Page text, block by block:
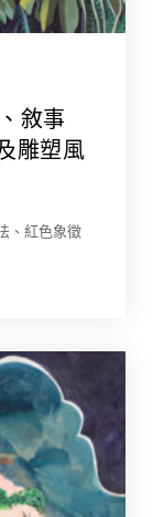
敘事
雕塑風
、紅色象徵